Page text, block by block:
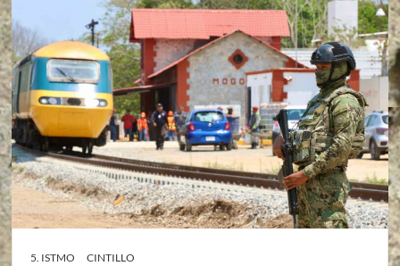
5. ISTMO
CINTILLO